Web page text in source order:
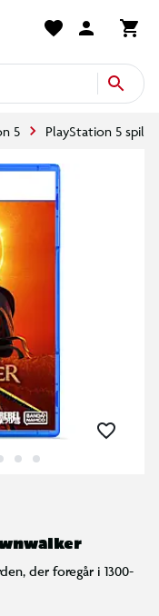
5 PlayStation 5 spil
der foregår i 1300-